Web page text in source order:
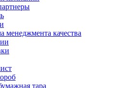
менеджмента качества
тара